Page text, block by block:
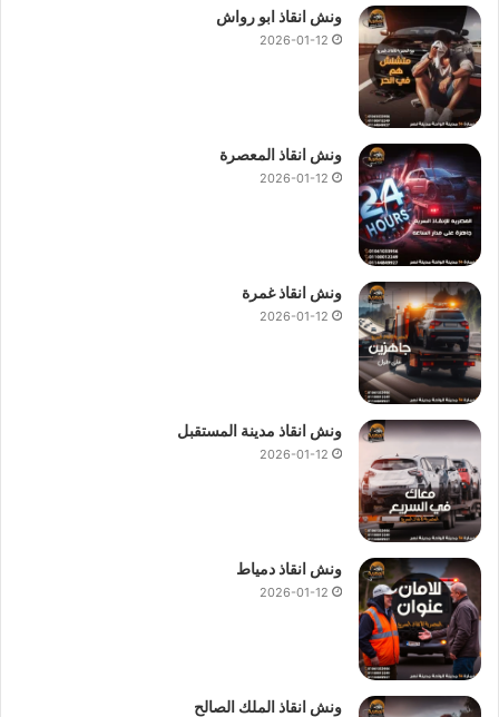
ونش انقاذ ابو رواش
2026-01-12
ونش انقاذ المعصرة
2026-01-12
ونش انقاذ غمرة
2026-01-12
ونش انقاذ مدينة المستقبل
2026-01-12
ونش انقاذ دمياط
2026-01-12
ونش انقاذ الملك الصالح